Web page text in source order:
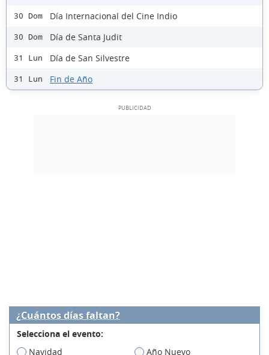
30 Dom Día Internacional del Cine Indio
30 Dom Día de Santa Judit
31 Lun Día de San Silvestre
31 Lun Fin de Año
¿Cuántos días faltan?
Selecciona el evento:
Navidad
Año Nuevo